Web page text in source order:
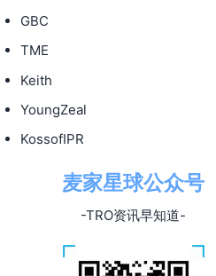
GBC
TME
Keith
YoungZeal
KossofIPR
麦家星球公众号
-TRO资讯早知道-